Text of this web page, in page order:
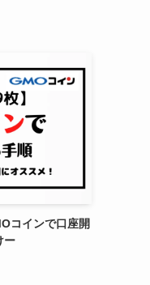
コインで口座開
ー